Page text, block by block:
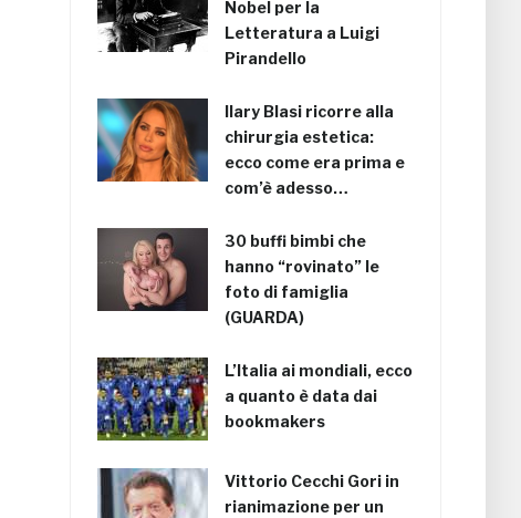
Nobel per la
Letteratura a Luigi
Pirandello
Ilary Blasi ricorre alla
chirurgia estetica:
ecco come era prima e
com’è adesso…
30 buffi bimbi che
hanno “rovinato” le
foto di famiglia
(GUARDA)
L’Italia ai mondiali, ecco
a quanto è data dai
bookmakers
Vittorio Cecchi Gori in
rianimazione per un